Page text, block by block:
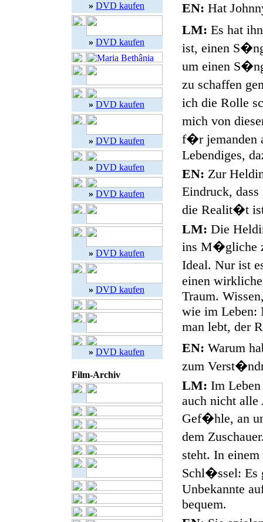
» DVD kaufen
» DVD kaufen
» DVD kaufen
» DVD kaufen
» DVD kaufen
» DVD kaufen
» DVD kaufen
» DVD kaufen
» DVD kaufen
Film-Archiv
EN: Hat
LM: Es hat
ist, einen
um einen
zu schaffen
ich die Rolle
mich von
f�r jemanden
Lebendiges,
EN: Zur
Eindruck,
die Realit�t
LM: Die
ins M�gliche
Ideal. Nur ist
einen
Traum.
wie im Leben:
man lebt, der
EN: Warum
zum
LM: Im
auch nicht alle
Gef�hle, an
dem
steht. In
Schl�ssel: Es
Unbekannte
bequem.